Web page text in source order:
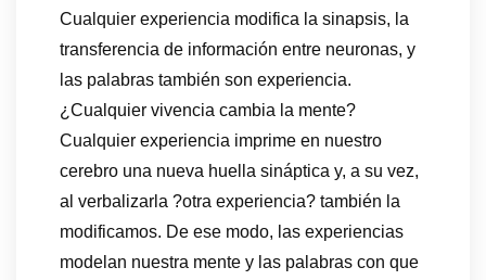
Cualquier experiencia modifica la sinapsis, la
transferencia de información entre neuronas, y
las palabras también son experiencia.
¿Cualquier vivencia cambia la mente?
Cualquier experiencia imprime en nuestro
cerebro una nueva huella sináptica y, a su vez,
al verbalizarla ?otra experiencia? también la
modificamos. De ese modo, las experiencias
modelan nuestra mente y las palabras con que